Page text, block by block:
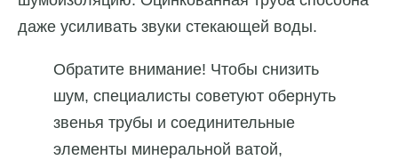
даже усиливать звуки стекающей воды.
Обратите внимание! Чтобы снизить
шум, специалисты советуют обернуть
звенья трубы и соединительные
элементы минеральной ватой,